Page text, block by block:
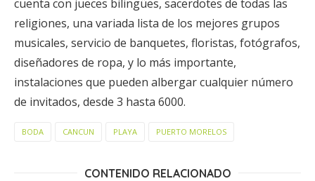
cuenta con jueces bilingües, sacerdotes de todas las
religiones, una variada lista de los mejores grupos
musicales, servicio de banquetes, floristas, fotógrafos,
diseñadores de ropa, y lo más importante,
instalaciones que pueden albergar cualquier número
de invitados, desde 3 hasta 6000.
BODA CANCUN PLAYA PUERTO MORELOS
CONTENIDO RELACIONADO